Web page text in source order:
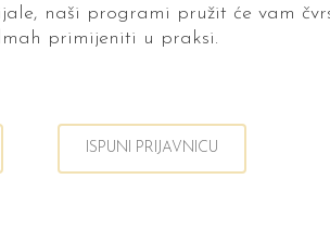
naši programi pružit će vam
primijeniti u praksi.
ISPUNI PRIJAVNICU